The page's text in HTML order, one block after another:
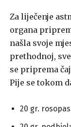
Za liječenje
organa
našla svoje
prethodnoj,
se priprema
Pije se tokom
20 gr.